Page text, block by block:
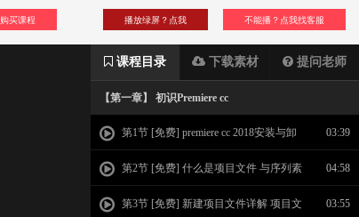
购买课程 不能播？点我找客服
播放绿屏？点我
课程目录 下载素材 提问老师
【第一章】 初识Premiere cc
第1节 [免费] premiere cc 2018安装与卸
载
03:39
第2节 [免费] 什么是项目文件 与序列素
材关系
04:58
第3节 [免费] 新建项目文件详解 项目文 03:55